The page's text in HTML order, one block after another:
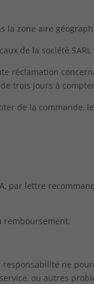
la zone aire
la société SARL
réclamation
trois jours à
de la commande,
par lettre
remboursement.
ne
ou autres